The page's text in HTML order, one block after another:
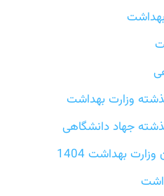
وزارت بهداشت
جهاد دانشگاهی
بهداشت 1404